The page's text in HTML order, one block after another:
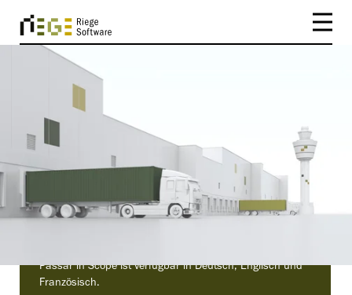
ZOLLSOFTWARE
Passar Ausfuhr
Scope Passar Ausfuhr ermöglicht die schnelle und
Passar in Scope ist verfügbar in Deutsch, Englisch und
Französisch.